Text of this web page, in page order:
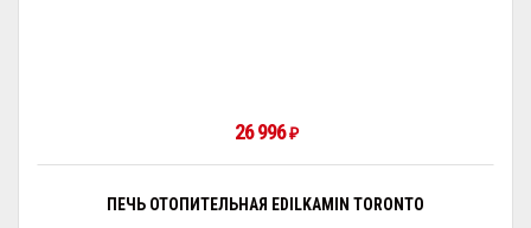
26 996₽
ПЕЧЬ ОТОПИТЕЛЬНАЯ EDILKAMIN TORONTO